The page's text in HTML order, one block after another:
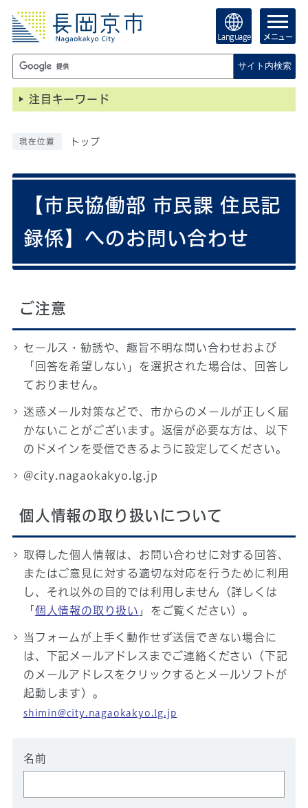
Language メニュー
サイト内検索
注目キーワード
現在位置 トップ
【市民協働部 市民課 住民記
録係】へのお問い合わせ
ご注意
セールス・勧誘や、趣旨不明な問い合わせおよび
「回答を希望しない」を選択された場合は、回答し
ておりません。
迷惑メール対策などで、市からのメールが正しく届
かないことがございます。返信が必要な方は、以下
のドメインを受信できるように設定してください。
@city.nagaokakyo.lg.jp
個人情報の取り扱いについて
取得した個人情報は、お問い合わせに対する回答、
またはご意見に対する適切な対応を行うために利用
し、それ以外の目的では利用しません（詳しくは
「 個人情報の取り扱い 」をご覧ください）。
当フォームが上手く動作せず送信できない場合に
は、下記メールアドレスまでご連絡ください（下記
のメールアドレスをクリックするとメールソフトが
起動します）。
shimin@city.nagaokakyo.lg.jp
名前